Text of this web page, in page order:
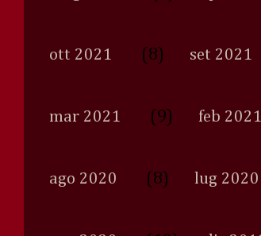
ott 2021 (8) set 2021
mar 2021 (9) feb 2021
ago 2020 (8) lug 2020